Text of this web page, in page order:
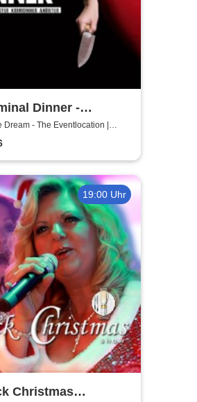
Dinner -
Schröder
Dream - The Eventlocation |
19:00 Uhr
Christmas